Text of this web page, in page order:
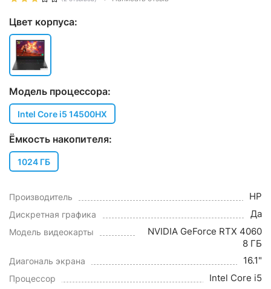
Цвет корпуса:
Модель процессора:
Intel Core i5 14500HX
Ёмкость накопителя:
1024 ГБ
Производитель HP
Дискретная графика Да
Модель видеокарты
NVIDIA GeForce RTX 4060
8 ГБ
Диагональ экрана 16.1"
Процессор Intel Core i5